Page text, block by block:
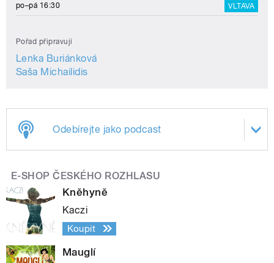
po–pá 16:30 VLTAVA
Pořad připravují
Lenka Buriánková
Saša Michailidis
Odebírejte jako podcast
E-SHOP ČESKÉHO ROZHLASU
Kněhyně
Kaczi
Koupit
Mauglí